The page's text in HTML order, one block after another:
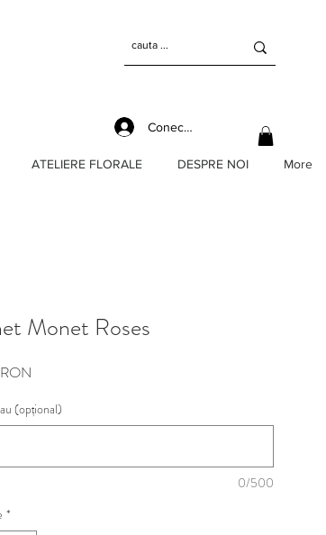
Conectează-te
ATELIERE FLORALE DESPRE NOI More
Monet Roses
(opțional)
0/500
*